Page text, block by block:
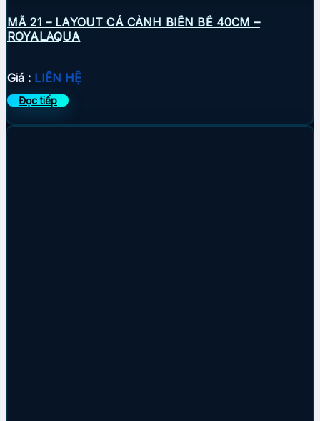
MÃ 21 – LAYOUT CÁ CẢNH BIỂN BỂ 40CM –
ROYALAQUA
Giá : LIÊN HỆ
Đọc tiếp